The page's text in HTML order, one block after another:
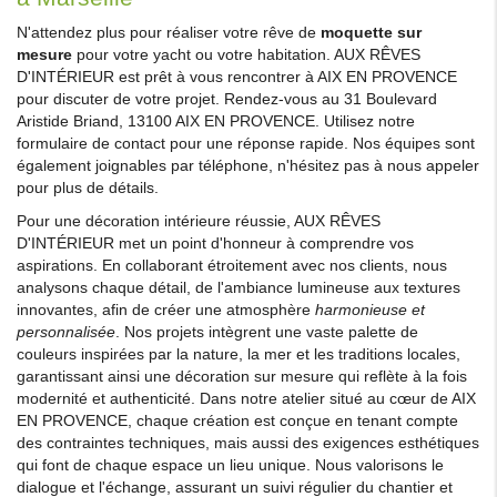
N'attendez plus pour réaliser votre rêve de moquette sur
mesure pour votre yacht ou votre habitation. AUX RÊVES
D'INTÉRIEUR est prêt à vous rencontrer à AIX EN PROVENCE
pour discuter de votre projet. Rendez-vous au 31 Boulevard
Aristide Briand, 13100 AIX EN PROVENCE. Utilisez notre
formulaire de contact pour une réponse rapide. Nos équipes sont
également joignables par téléphone, n'hésitez pas à nous appeler
pour plus de détails.
Pour une décoration intérieure réussie, AUX RÊVES
D'INTÉRIEUR met un point d'honneur à comprendre vos
aspirations. En collaborant étroitement avec nos clients, nous
analysons chaque détail, de l'ambiance lumineuse aux textures
innovantes, afin de créer une atmosphère harmonieuse et
personnalisée . Nos projets intègrent une vaste palette de
couleurs inspirées par la nature, la mer et les traditions locales,
garantissant ainsi une décoration sur mesure qui reflète à la fois
modernité et authenticité. Dans notre atelier situé au cœur de AIX
EN PROVENCE, chaque création est conçue en tenant compte
des contraintes techniques, mais aussi des exigences esthétiques
qui font de chaque espace un lieu unique. Nous valorisons le
dialogue et l'échange, assurant un suivi régulier du chantier et